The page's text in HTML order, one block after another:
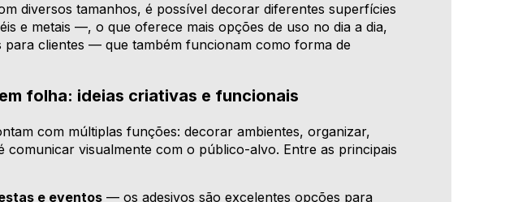
diversos tamanhos, é possível decorar diferentes superfícies
e metais —, o que oferece mais opções de uso no dia a dia,
para clientes — que também funcionam como forma de
folha: ideias criativas e funcionais
com múltiplas funções: decorar ambientes, organizar,
comunicar visualmente com o público-alvo. Entre as principais
e eventos — os adesivos são excelentes opções para